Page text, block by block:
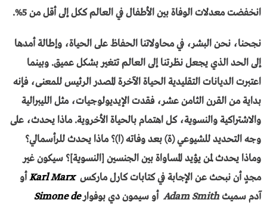
انخفضت معدلات الوفاة بين الأطفال في العالم ككل إلى أقل من 5%.
نجحنا، نحن البشر، في محاولاتنا الحفاظ على الحياة، وإطالة أمدها
إلى الحد الذي يجعل نظرتنا إلى العالم تتغير بشكل عميق. وبينما
اعتبرت الديانات التقليدية الحياة الآخرة المصدر الرئيس للمعنى، فإنه
بداية من القرن الثامن عشر، فقدت الإيديولوجيات، مثل الليبرالية
والاشتراكية والنسوية، كل اهتمام بالحياة الأخروية. ماذا يحدث، على
وجه التحديد للشيوعي (ة) بعد وفاته (ا)؟ ماذا يحدث للرأسمالي؟
وماذا يحدث لمن يؤيد المساواة بين الجنسين [النسوية]؟ سيكون غير
مجدٍ أن نبحث عن الإجابة في كتابات كارل ماركسKarl Marxأو
آدم سميثAdam Smith أو سيمون دي بوفوارSimone de